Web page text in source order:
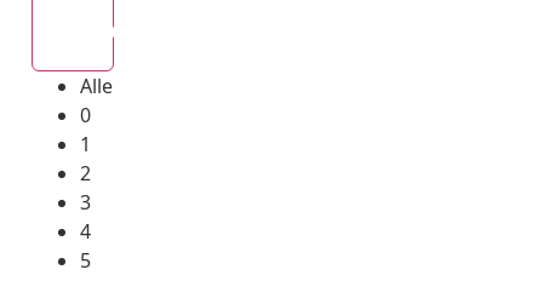
Alle
0
1
2
3
4
5